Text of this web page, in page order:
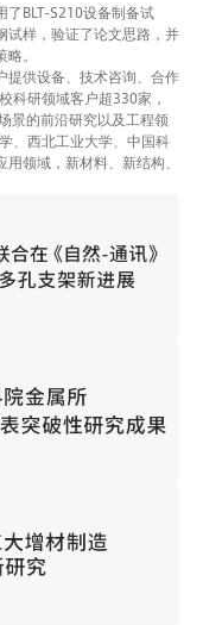
BLT-S210设备制备试
试样，验证了论文思路，并
。
提供设备、技术咨询、合作
科研领域客户超330家，
景的前沿研究以及工程领
、西北工业大学、中国科
领域，新材料、新结构、